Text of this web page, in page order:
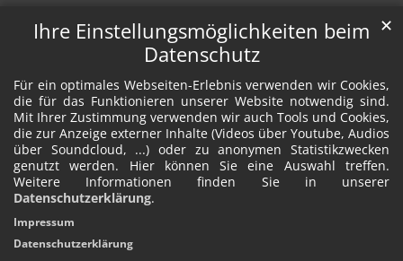
Ihre Einstellungsmöglichkeiten beim
Datenschutz
Für ein optimales Webseiten-Erlebnis verwenden wir Cookies,
die für das Funktionieren unserer Website notwendig sind.
Mit Ihrer Zustimmung verwenden wir auch Tools und Cookies,
die zur Anzeige externer Inhalte (Videos über Youtube, Audios
über Soundcloud, ...) oder zu anonymen Statistikzwecken
genutzt werden. Hier können Sie eine Auswahl treffen.
Weitere Informationen finden Sie in unserer
Datenschutzerklärung.
✕
Impressum
Datenschutzerklärung